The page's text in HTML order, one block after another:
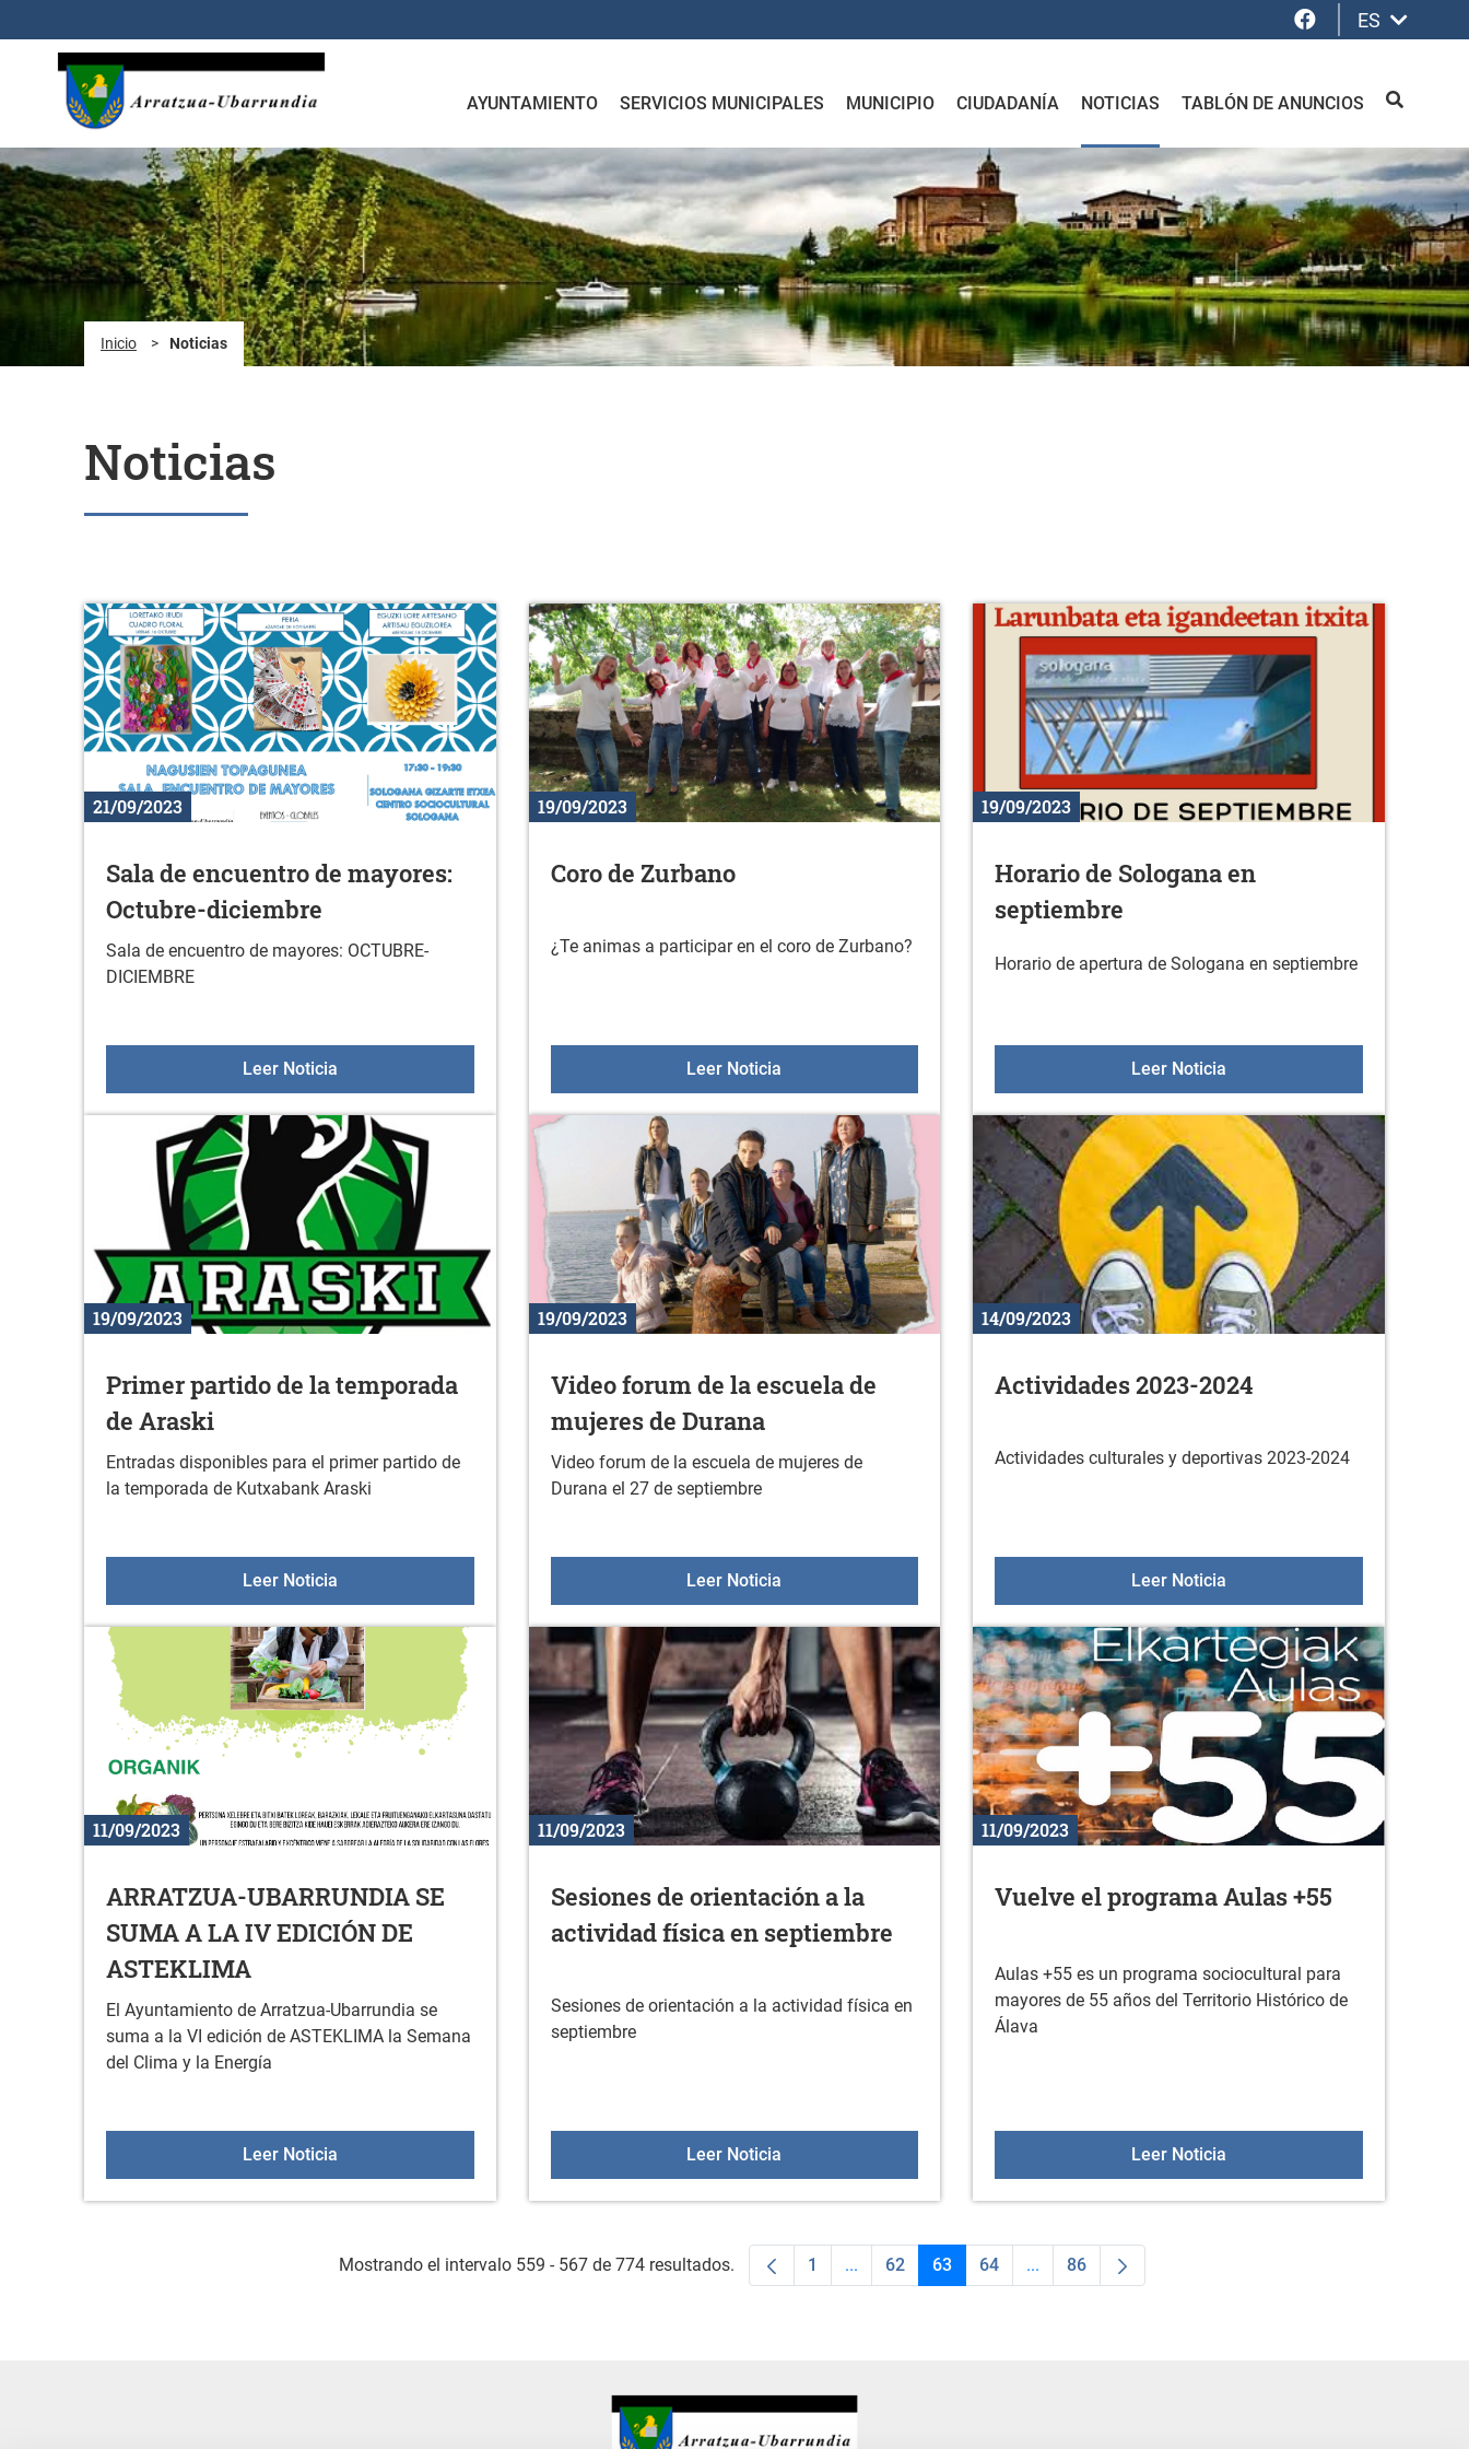
Facebook
ES
AYUNTAMIENTO SERVICIOS MUNICIPALES MUNICIPIO CIUDADANÍA NOTICIAS TABLÓN DE ANUNCIOS BUSCAR
Inicio > Noticias
Noticias
21/09/2023
Sala de encuentro de mayores:
Octubre-diciembre
Sala de encuentro de mayores: OCTUBRE-
DICIEMBRE
Leer NoticiaSala de encuentro de mayores: Octubre-diciembre
19/09/2023
Coro de Zurbano
¿Te animas a participar en el coro de Zurbano?
Leer Noticia
19/09/2023
Horario de Sologana en
septiembre
Horario de apertura de Sologana en septiembre
Leer Noticia
19/09/2023
Primer partido de la temporada
de Araski
Entradas disponibles para el primer partido de
la temporada de Kutxabank Araski
Leer NoticiaPrimer partido de la temporada de Araski
19/09/2023
Video forum de la escuela de
mujeres de Durana
Video forum de la escuela de mujeres de
Durana el 27 de septiembre
Leer Noticia Video forum de la escuela de mujeres de Durana
14/09/2023
Actividades 2023-2024
Actividades culturales y deportivas 2023-2024
Leer Noticia
11/09/2023
ARRATZUA-UBARRUNDIA SE
SUMA A LA IV EDICIÓN DE
ASTEKLIMA
El Ayuntamiento de Arratzua-Ubarrundia se
suma a la VI edición de ASTEKLIMA la Semana
del Clima y la Energía
Leer NoticiaARRATZUA-UBARRUNDIA SE SUMA A LA IV EDICIÓN DE ASTEKLIMA
11/09/2023
Sesiones de orientación a la
actividad física en septiembre
Sesiones de orientación a la actividad física en
septiembre
Leer Noticia Sesiones de orientación a la actividad física en septiembre
11/09/2023
Vuelve el programa Aulas +55
Aulas +55 es un programa sociocultural para
mayores de 55 años del Territorio Histórico de
Álava
Leer Noticia
Mostrando el intervalo 559 - 567 de 774 resultados. Página
1 ...Páginas intermedias Use TAB para desplazarse.
Página
62 Página
63 Página
64 ...Páginas intermedias Use TAB para desplazarse.
Página
86